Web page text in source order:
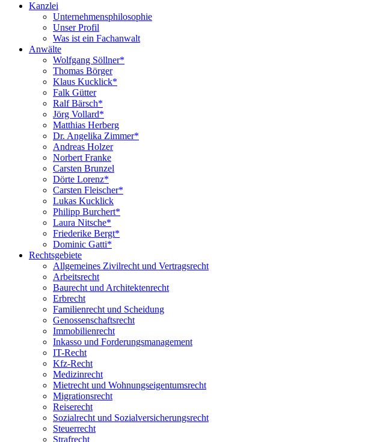
Kanzlei
Unternehmensphilosophie
Unser Profil
Was ist ein Fachanwalt
Anwälte
Wolfgang Söllner*
Thomas Börger
Klaus Kucklick*
Falk Gütter
Ralf Bärsch*
Jörg Vollard*
Matthias Herberg
Dr. Angelika Zimmer*
Andreas Holzer
Norbert Franke
Carsten Brunzel
Dörte Lorenz*
Carsten Fleischer*
Lukas Kucklick
Philipp Burchert*
Laura Nitsche*
Friederike Bergt*
Dominic Gatti*
Rechtsgebiete
Allgemeines Zivilrecht und Vertragsrecht
Arbeitsrecht
Baurecht und Architektenrecht
Erbrecht
Familienrecht und Scheidung
Genossenschaftsrecht
Immobilienrecht
Inkasso und Forderungsmanagement
IT-Recht
Kfz-Recht
Medizinrecht
Mietrecht und Wohnungseigentumsrecht
Migrationsrecht
Reiserecht
Sozialrecht und Sozialversicherungsrecht
Steuerrecht
Strafrecht